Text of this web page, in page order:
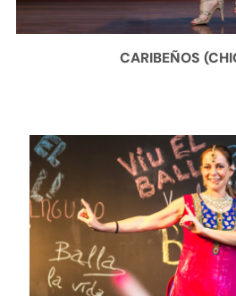
CARIBEÑOS